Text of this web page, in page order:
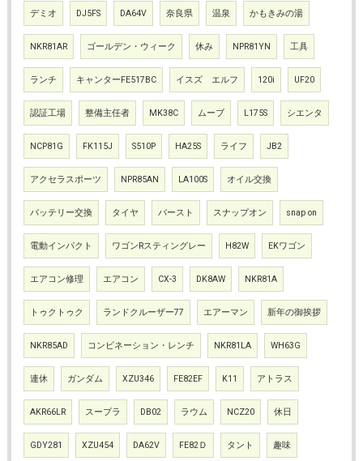
デミオ DJ5FS DA64V 奈良県 温泉 かもきみの湯
NKR81AR ゴールデン・ウィーク 休み NPR81YN 工具
ランチ キャンターFE517BC イスズ エルフ 120i UF20
認証工場 整備主任者 MK38C ムーブ L175S シエンタ
NCP81G FK115J S510P HA25S ライフ JB2
アクセラスポーツ NPR85AN LA100S オイル交換
バッテリー交換 タイヤ バースト スナップオン snap on
電動インパクト ワゴンRスティングレー H82W EKワゴン
エアコン修理 エアコン CX-3 DK8AW NKR81A
トゥクトゥク ランドクルーザー77 エアーマン 新年の御挨拶
NKR85AD コンビネーション・レンチ NKR81LA WH63G
連休 ガンダム XZU346 FE82EF K11 アトラス
AKR66LR スープラ DB02 ラウム NCZ20 休日
GDY281 XZU454 DA62V FE82Ｄ タント 趣味